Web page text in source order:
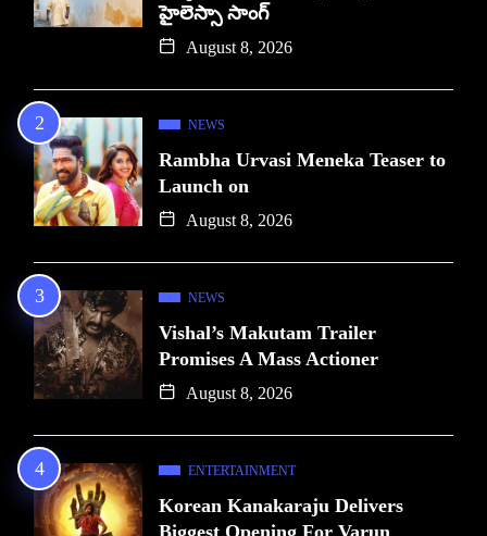
హైలెస్సా సాంగ్
August 8, 2026
NEWS
Rambha Urvasi Meneka Teaser to
Launch on
August 8, 2026
NEWS
Vishal’s Makutam Trailer
Promises A Mass Actioner
August 8, 2026
ENTERTAINMENT
Korean Kanakaraju Delivers
Biggest Opening For Varun